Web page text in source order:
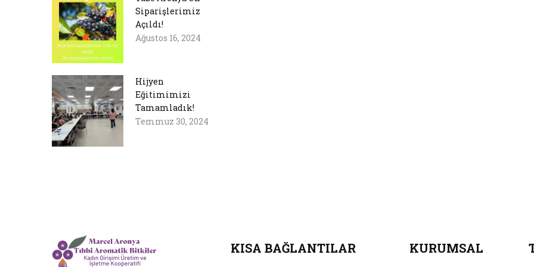
Siparişlerimiz
Açıldı!
Ağustos 16, 2024
Hijyen
Eğitimimizi
Tamamladık!
Temmuz 30, 2024
KISA BAĞLANTILAR KURUMSAL